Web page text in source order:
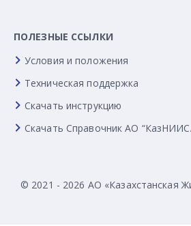
ПОЛЕЗНЫЕ ССЫЛКИ
Условия и положения
Техническая поддержка
Скачать инструкцию
Скачать Справочник АО
© 2021 - 2026 АО «Казахстанская